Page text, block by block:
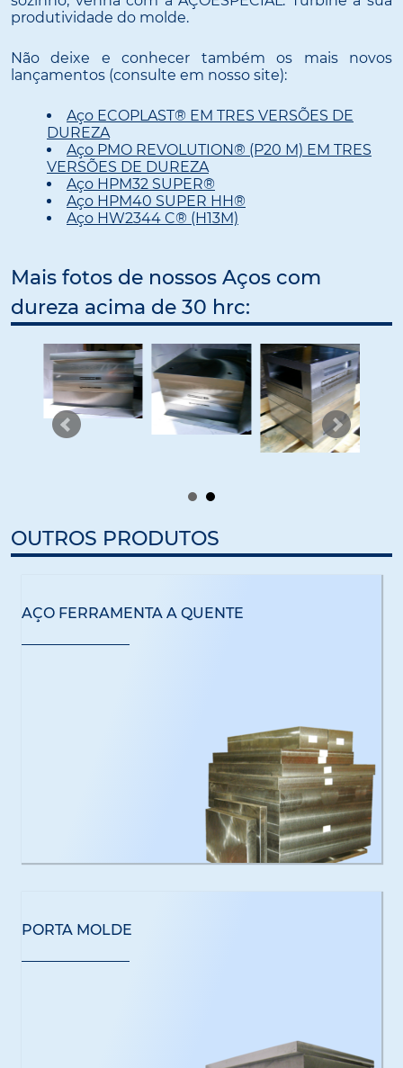
produtividade do molde.
Não deixe e conhecer também os mais novos
lançamentos (consulte em nosso site):
Aço ECOPLAST® EM TRES VERSÕES DE
DUREZA
Aço PMO REVOLUTION® (P20 M) EM TRES
VERSÕES DE DUREZA
Aço HPM32 SUPER®
Aço HPM40 SUPER HH®
Aço HW2344 C® (H13M)
Mais fotos de nossos Aços com
dureza acima de 30 hrc:
OUTROS PRODUTOS
AÇO FERRAMENTA A QUENTE
PORTA MOLDE